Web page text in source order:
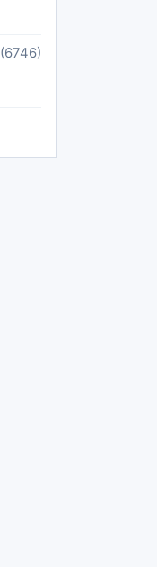
(6746)